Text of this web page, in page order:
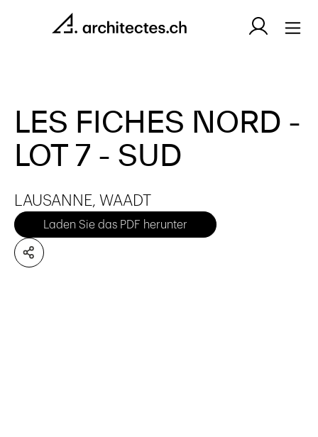
LES FICHES NORD -
LOT 7 - SUD
LAUSANNE, WAADT
Laden Sie das PDF herunter